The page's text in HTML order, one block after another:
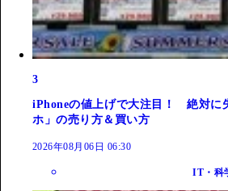
3
iPhoneの値上げで大注目！ 絶対に
ホ」の売り方＆買い方
2026年08月06日 06:30
IT・科